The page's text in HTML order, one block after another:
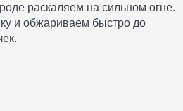
раскаляем на сильном огне.
и обжариваем быстро до